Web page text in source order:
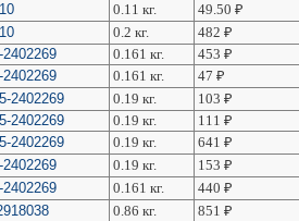
0.11 кг. 49.50 ₽
0.2 кг. 482 ₽
2402269 0.161 кг. 453 ₽
2402269 0.161 кг. 47 ₽
2402269 0.19 кг. 103 ₽
2402269 0.19 кг. 111 ₽
2402269 0.19 кг. 641 ₽
2402269 0.19 кг. 153 ₽
2402269 0.161 кг. 440 ₽
0.86 кг. 851 ₽